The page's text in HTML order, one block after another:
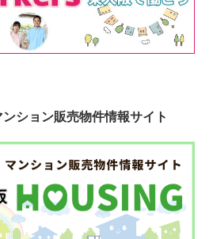
ション販売物件情報サイト